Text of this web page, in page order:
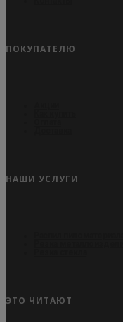
ПОКУПАТЕЛЮ
НАШИ УСЛУГИ
ЭТО ЧИТАЮТ